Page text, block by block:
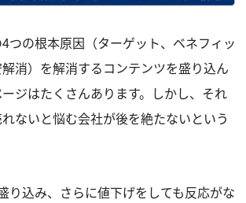
つの根本原因（ターゲット、ベネフィッ
消）を解消するコンテンツを盛り込ん
ジはたくさんあります。しかし、それ
ないと悩む会社が後を絶たないという
り込み、さらに値下げをしても反応がな